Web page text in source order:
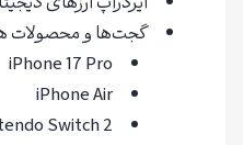
گجت‌ها و محصولات
iPhone 17 Pro
iPhone Air
Switch 2